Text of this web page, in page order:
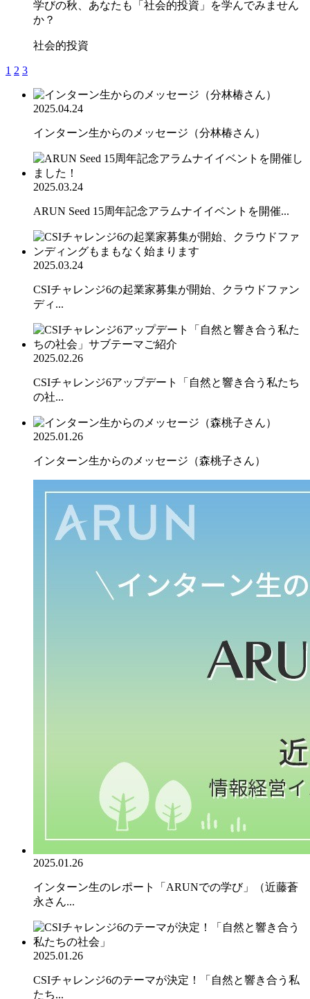
学びの秋、あなたも「社会的投資」を学んでみません
か？
社会的投資
1 2 3
2025.04.24
インターン生からのメッセージ（分林椿さん）
2025.03.24
ARUN Seed 15周年記念アラムナイイベントを開催...
2025.03.24
CSIチャレンジ6の起業家募集が開始、クラウドファン
ディ...
2025.02.26
CSIチャレンジ6アップデート「自然と響き合う私たち
の社...
2025.01.26
インターン生からのメッセージ（森桃子さん）
2025.01.26
インターン生のレポート「ARUNでの学び」（近藤蒼
永さん...
2025.01.26
CSIチャレンジ6のテーマが決定！「自然と響き合う私
たち...